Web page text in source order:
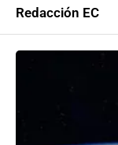
Redacción EC